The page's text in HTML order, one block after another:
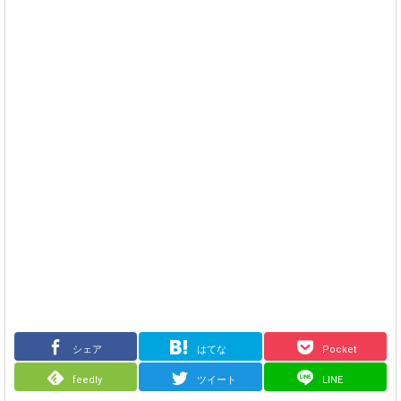
シェア はてな Pocket
feedly ツイート LINE